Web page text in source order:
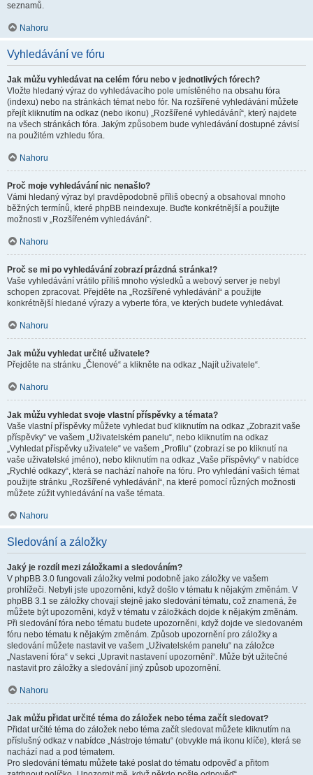
seznamů.
Nahoru
Vyhledávání ve fóru
Jak můžu vyhledávat na celém fóru nebo v jednotlivých fórech?
Vložte hledaný výraz do vyhledávacího pole umístěného na obsahu fóra
(indexu) nebo na stránkách témat nebo fór. Na rozšířené vyhledávání můžete
přejít kliknutím na odkaz (nebo ikonu) „Rozšířené vyhledávání“, který najdete
na všech stránkách fóra. Jakým způsobem bude vyhledávání dostupné závisí
na použitém vzhledu fóra.
Nahoru
Proč moje vyhledávání nic nenašlo?
Vámi hledaný výraz byl pravděpodobně příliš obecný a obsahoval mnoho
běžných termínů, které phpBB neindexuje. Buďte konkrétnější a použijte
možnosti v „Rozšířeném vyhledávání“.
Nahoru
Proč se mi po vyhledávání zobrazí prázdná stránka!?
Vaše vyhledávání vrátilo příliš mnoho výsledků a webový server je nebyl
schopen zpracovat. Přejděte na „Rozšířené vyhledávání“ a použijte
konkrétnější hledané výrazy a vyberte fóra, ve kterých budete vyhledávat.
Nahoru
Jak můžu vyhledat určité uživatele?
Přejděte na stránku „Členové“ a klikněte na odkaz „Najít uživatele“.
Nahoru
Jak můžu vyhledat svoje vlastní příspěvky a témata?
Vaše vlastní příspěvky můžete vyhledat buď kliknutím na odkaz „Zobrazit vaše
příspěvky“ ve vašem „Uživatelském panelu“, nebo kliknutím na odkaz
„Vyhledat příspěvky uživatele“ ve vašem „Profilu“ (zobrazí se po kliknutí na
vaše uživatelské jméno), nebo kliknutím na odkaz „Vaše příspěvky“ v nabídce
„Rychlé odkazy“, která se nachází nahoře na fóru. Pro vyhledání vašich témat
použijte stránku „Rozšířené vyhledávání“, na které pomocí různých možnosti
můžete zúžit vyhledávání na vaše témata.
Nahoru
Sledování a záložky
Jaký je rozdíl mezi záložkami a sledováním?
V phpBB 3.0 fungovali záložky velmi podobně jako záložky ve vašem
prohlížeči. Nebyli jste upozorněni, když došlo v tématu k nějakým změnám. V
phpBB 3.1 se záložky chovají stejně jako sledování tématu, což znamená, že
můžete být upozorněni, když v tématu v záložkách dojde k nějakým změnám.
Při sledování fóra nebo tématu budete upozorněni, když dojde ve sledovaném
fóru nebo tématu k nějakým změnám. Způsob upozornění pro záložky a
sledování můžete nastavit ve vašem „Uživatelském panelu“ na záložce
„Nastavení fóra“ v sekci „Upravit nastavení upozornění“. Může být užitečné
nastavit pro záložky a sledování jiný způsob upozornění.
Nahoru
Jak můžu přidat určité téma do záložek nebo téma začít sledovat?
Přidat určité téma do záložek nebo téma začít sledovat můžete kliknutím na
příslušný odkaz v nabídce „Nástroje tématu“ (obvykle má ikonu klíče), která se
nachází nad a pod tématem.
Pro sledování tématu můžete také poslat do tématu odpověď a přitom